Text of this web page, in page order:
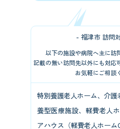
- 福津市 訪問
以下の施設や病院へ主に訪
記載の無い訪問先以外にも対応
お気軽にご相談
特別養護老人ホーム、介
養型医療施設、軽費老人
アハウス（軽費老人ホー